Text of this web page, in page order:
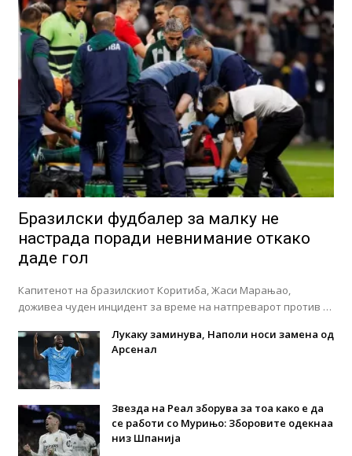
Бразилски фудбалер за малку не
настрада поради невнимание откако
даде гол
Капитенот на бразилскиот Коритиба, Жаси Марањао,
доживеа чуден инцидент за време на натпреварот против …
Лукаку заминува, Наполи носи замена од
Арсенал
Звезда на Реал зборува за тоа како е да
се работи со Мурињо: Зборовите одекнаа
низ Шпанија